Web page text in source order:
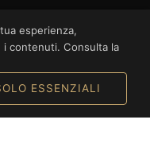
esperienza,
i contenuti. Consulta la
ESSENZIALI